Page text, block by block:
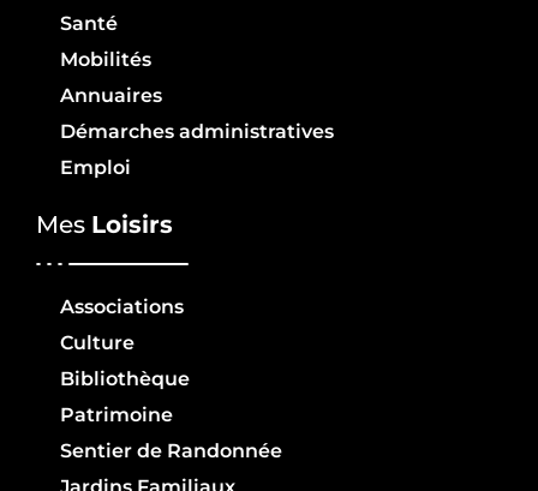
Santé
Mobilités
Annuaires
Démarches administratives
Emploi
Mes Loisirs
Associations
Culture
Bibliothèque
Patrimoine
Sentier de Randonnée